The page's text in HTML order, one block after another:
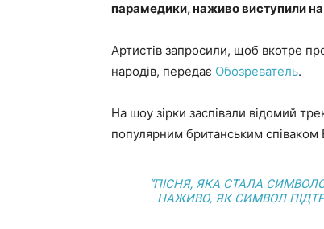
парамедики, наживо виступили на
Артистів запросили, щоб вкотре
народів, передає Обозреватель.
На шоу зірки заспівали відомий
популярним британським
“ПІСНЯ, ЯКА СТАЛА
НАЖИВО, ЯК СИМВОЛ